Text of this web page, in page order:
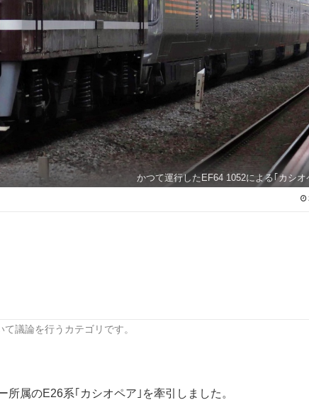
かつて運行したEF64 1052による｢カシオ
議論を行うカテゴリです。
属のE26系｢カシオペア｣を牽引しました。